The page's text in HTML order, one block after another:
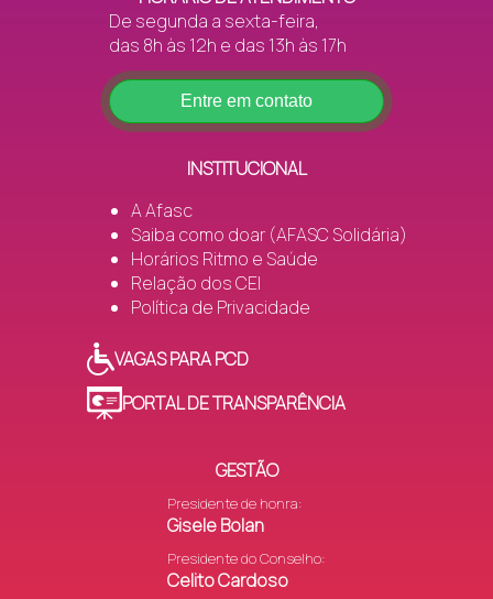
De segunda a sexta-feira,
das 8h às 12h e das 13h às 17h
Entre em contato
INSTITUCIONAL
A Afasc
Saiba como doar (AFASC Solidária)
Horários Ritmo e Saúde
Relação dos CEI
Política de Privacidade
VAGAS PARA PCD
PORTAL DE TRANSPARÊNCIA
GESTÃO
Presidente de honra:
Gisele Bolan
Presidente do Conselho:
Celito Cardoso